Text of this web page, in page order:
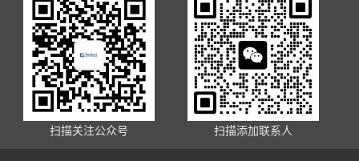
扫描关注公众号 扫描添加联系人